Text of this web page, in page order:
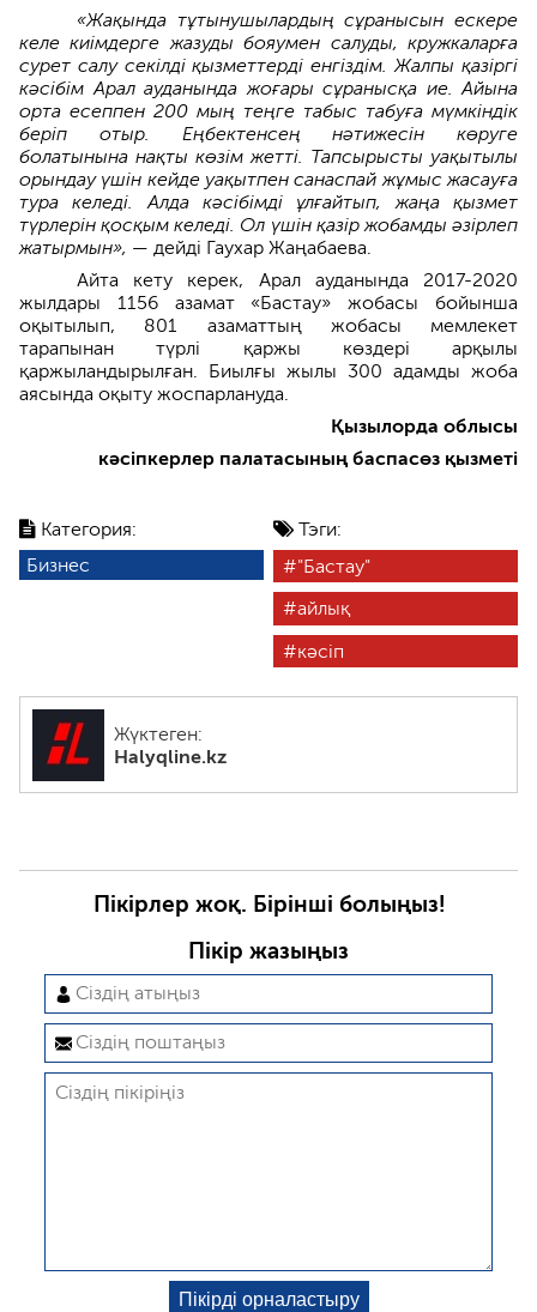
Категория:
Бизнес
Тэги:
"Бастау"
айлық
кәсіп
Жүктеген:
Halyqline.kz
«Жақында тұтынушылардың сұранысын ескере
келе киімдерге жазуды бояумен салуды, кружкаларға
сурет салу секілді қызметтерді енгіздім. Жалпы қазіргі
кәсібім Арал ауданында жоғары сұранысқа ие. Айына
орта есеппен 200 мың теңге табыс табуға мүмкіндік
беріп отыр. Еңбектенсең нәтижесін көруге
болатынына нақты көзім жетті. Тапсырысты уақытылы
орындау үшін кейде уақытпен санаспай жұмыс жасауға
тура келеді. Алда кәсібімді ұлғайтып, жаңа қызмет
түрлерін қосқым келеді. Ол үшін қазір жобамды әзірлеп
жатырмын», — дейді Гаухар Жаңабаева.
Айта кету керек, Арал ауданында 2017-2020
жылдары 1156 азамат «Бастау» жобасы бойынша
оқытылып, 801 азаматтың жобасы мемлекет
тарапынан түрлі қаржы көздері арқылы
қаржыландырылған. Биылғы жылы 300 адамды жоба
аясында оқыту жоспарлануда.
Қызылорда облысы
кәсіпкерлер палатасының баспасөз қызметі
Пікірлер жоқ. Бірінші болыңыз!
Пікір жазыңыз